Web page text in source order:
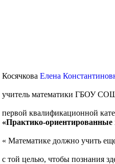
Косячкова Елена
учитель математики ГБОУ
первой квалификационной
«Практико-ориентированные
« Математике должно учить
с той целью, чтобы познания